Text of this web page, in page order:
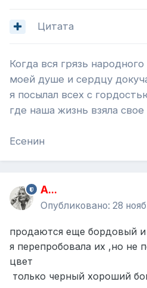
Цитата
Когда вся грязь народного
моей душе и сердцу
я посылал всех с
где наша жизнь взяла свое
Есенин
A...
Опубликовано: 28
продаются еще бордовый
я перепробовала их ,но не
цвет
только черный хороший